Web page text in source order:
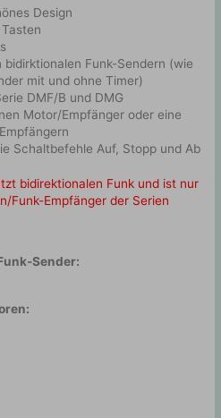
Design
bidirktionalen Funk-Sendern (wie
mit und ohne Timer)
DMF/B und DMG
Motor/Empfänger oder eine
Schaltbefehle Auf, Stopp und Ab
bidirektionalen Funk und ist nur
Funk-Empfänger der Serien
Sender: